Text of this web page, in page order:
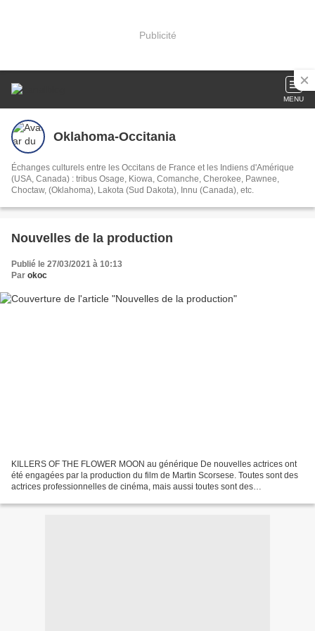
Publicité
MENU
Oklahoma-Occitania
Échanges culturels entre les Occitans de France et les Indiens d'Amérique
(USA, Canada) : tribus Osage, Kiowa, Comanche, Cherokee, Pawnee,
Choctaw, (Oklahoma), Lakota (Sud Dakota), Innu (Canada), etc.
Nouvelles de la production
Publié le 27/03/2021 à 10:13
Par okoc
KILLERS OF THE FLOWER MOON au générique De nouvelles actrices ont
été engagées par la production du film de Martin Scorsese. Toutes sont des
actrices professionnelles de cinéma, mais aussi toutes sont des